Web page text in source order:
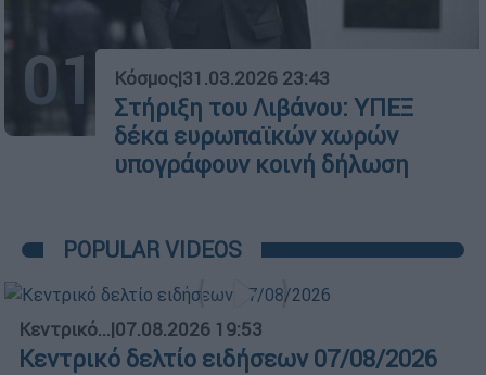
01 Κόσμος|31.03.2026 23:43
Στήριξη του Λιβάνου: ΥΠΕΞ
δέκα ευρωπαϊκών χωρών
υπογράφουν κοινή δήλωση
POPULAR VIDEOS
Κεντρικό...|07.08.2026 19:53
Κεντρικό δελτίο ειδήσεων 07/08/2026